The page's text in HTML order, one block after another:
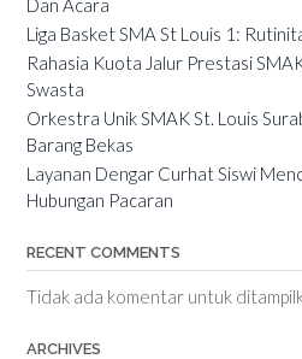
Dan Acara
Liga Basket SMA St Louis 1:
Rahasia Kuota Jalur Prestasi
Swasta
Orkestra Unik SMAK St. Louis
Barang Bekas
Layanan Dengar Curhat Siswi
Hubungan Pacaran
RECENT COMMENTS
Tidak ada komentar untuk
ARCHIVES